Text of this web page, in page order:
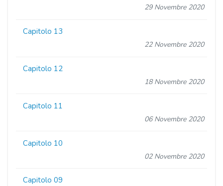
29 Novembre 2020
Capitolo 13
22 Novembre 2020
Capitolo 12
18 Novembre 2020
Capitolo 11
06 Novembre 2020
Capitolo 10
02 Novembre 2020
Capitolo 09